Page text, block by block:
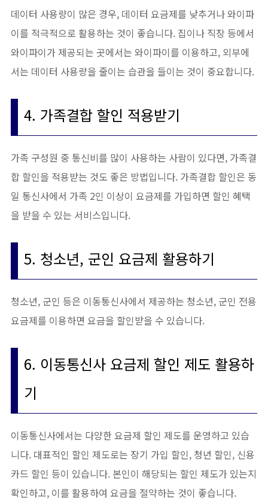
데이터 사용량이 많은 경우, 데이터 요금제를 낮추거나 와이파
이를 적극적으로 활용하는 것이 좋습니다. 집이나 직장 등에서
와이파이가 제공되는 곳에서는 와이파이를 이용하고, 외부에
서는 데이터 사용량을 줄이는 습관을 들이는 것이 중요합니다.
4. 가족결합 할인 적용받기
가족 구성원 중 통신비를 많이 사용하는 사람이 있다면, 가족결
합 할인을 적용받는 것도 좋은 방법입니다. 가족결합 할인은 동
일 통신사에서 가족 2인 이상이 요금제를 가입하면 할인 혜택
을 받을 수 있는 서비스입니다.
5. 청소년, 군인 요금제 활용하기
청소년, 군인 등은 이동통신사에서 제공하는 청소년, 군인 전용
요금제를 이용하면 요금을 할인받을 수 있습니다.
6. 이동통신사 요금제 할인 제도 활용하
기
이동통신사에서는 다양한 요금제 할인 제도를 운영하고 있습
니다. 대표적인 할인 제도로는 장기 가입 할인, 청년 할인, 신용
카드 할인 등이 있습니다. 본인이 해당되는 할인 제도가 있는지
확인하고, 이를 활용하여 요금을 절약하는 것이 좋습니다.